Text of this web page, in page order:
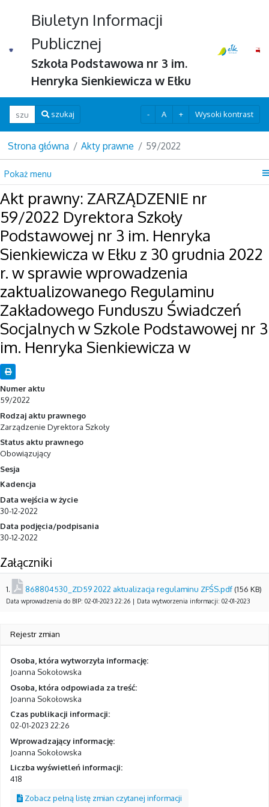
Biuletyn Informacji
Publicznej
Szkoła Podstawowa nr 3 im.
Henryka Sienkiewicza w Ełku
Wpisz szukaną frazę
szukaj - A + Wysoki kontrast
Strona główna Akty prawne 59/2022
Pokaż menu
Akt prawny: ZARZĄDZENIE nr
59/2022 Dyrektora Szkoły
Podstawowej nr 3 im. Henryka
Sienkiewicza w Ełku z 30 grudnia 2022
r. w sprawie wprowadzenia
zaktualizowanego Regulaminu
Zakładowego Funduszu Świadczeń
Socjalnych w Szkole Podstawowej nr 3
im. Henryka Sienkiewicza w
Numer aktu
59/2022
Rodzaj aktu prawnego
Zarządzenie Dyrektora Szkoły
Status aktu prawnego
Obowiązujący
Sesja
Kadencja
Data wejścia w życie
30-12-2022
Data podjęcia/podpisania
30-12-2022
Załączniki
1. 868804530_ZD59 2022 aktualizacja regulaminu ZFŚS.pdf(156 KB)
Data wprowadzenia do BIP: 02-01-2023 22:26 | Data wytworzenia informacji: 02-01-2023
Rejestr zmian
Osoba, która wytworzyła informację:
Joanna Sokołowska
Osoba, która odpowiada za treść:
Joanna Sokołowska
Czas publikacji informacji:
02-01-2023 22:26
Wprowadzający informację:
Joanna Sokołowska
Liczba wyświetleń informacji:
418
Zobacz pełną listę zmian czytanej informacji